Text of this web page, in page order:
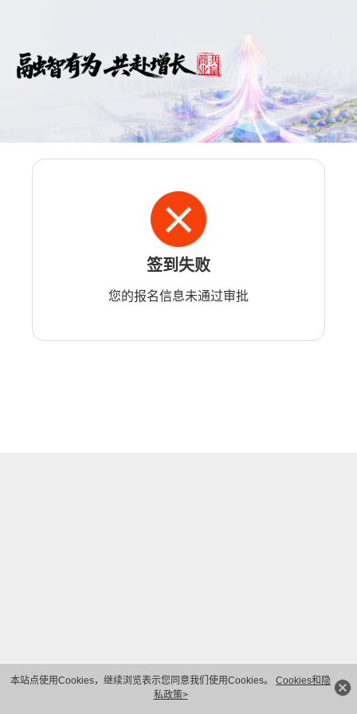
本站点使用Cookies，继续浏览表示您同意我们使用Cookies。 Cookies和隐
私政策>
签到失败
您的报名信息未通过审批